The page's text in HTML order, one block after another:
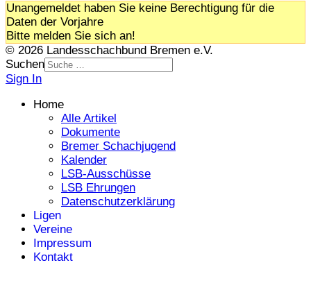
Unangemeldet haben Sie keine Berechtigung für die
Daten der Vorjahre
Bitte melden Sie sich an!
© 2026 Landesschachbund Bremen e.V.
Suchen
Sign In
Home
Alle Artikel
Dokumente
Bremer Schachjugend
Kalender
LSB-Ausschüsse
LSB Ehrungen
Datenschutzerklärung
Ligen
Vereine
Impressum
Kontakt